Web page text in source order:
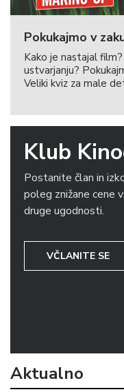
Pokukajmo v
Kako je nastajal
ustvarjanju?
Veliki kviz za male
Klub
Postanite član in
poleg znižane cene
druge ugodnosti.
VČLANITE SE
Aktualno